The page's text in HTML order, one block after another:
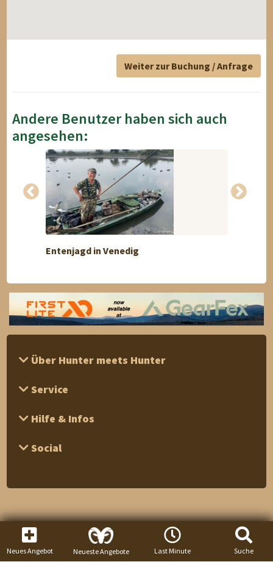
Weiter zur Buchung / Anfrage
Andere Benutzer haben sich auch
angesehen:
Entenjagd in Venedig
Über Hunter meets Hunter
Service
Hilfe & Infos
Social
Neues Angebot Neueste Angebote Last Minute Suche